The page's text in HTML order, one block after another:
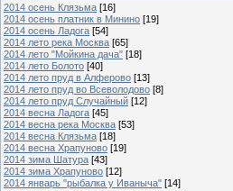
2014 осень Клязьма [16]
2014 осень платник в Минино [19]
2014 осень Ладога [54]
2014 лето река Москва [65]
2014 лето "Мойкина дача" [18]
2014 лето Болото [40]
2014 лето пруд в Алферово [13]
2014 лето пруд во Всеволодово [8]
2014 лето пруд Случайный [12]
2014 весна Ладога [45]
2014 весна река Москва [53]
2014 весна Клязьма [18]
2014 весна Храпуново [19]
2014 зима Шатура [43]
2014 зима Храпуново [12]
2014 январь "рыбалка у Иваныча" [14]